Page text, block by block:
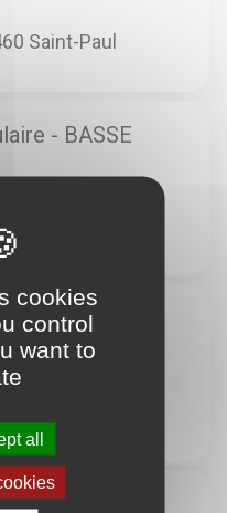
Saint-Paul
- BASSE
Basse-Terre
- LES
- POINTE A
cookies
control
want to
all